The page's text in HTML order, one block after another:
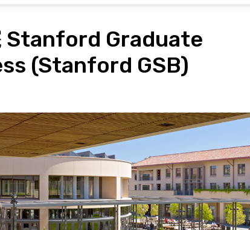
Huang
Stanford Graduate
(Stanford GSB)